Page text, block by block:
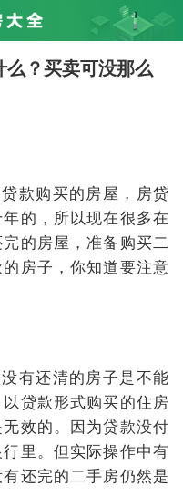
么？买卖可没那么
款购买的房屋，房贷
的，所以现在很多在
的房屋，准备购买二
房子，你知道要注意
有还清的房子是不能
贷款形式购买的住房
效的。因为贷款没付
里。但实际操作中有
还完的二手房仍然是